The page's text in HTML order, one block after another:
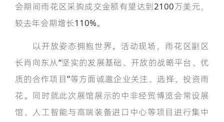
会期间雨花区采购成交金额有望达到2100万美元，
较去年会期增长110%。
以开放姿态拥抱世界。活动现场，雨花区副区
长肖向东从“坚实的发展基础、开放的战略平台、优
质的合作项目”等方面诚邀企业关注、选择、投资雨
花。同时就此次展馆展示的中非经贸博览会常设展
馆、人工智能与高端装备进口中心等项目进行集中